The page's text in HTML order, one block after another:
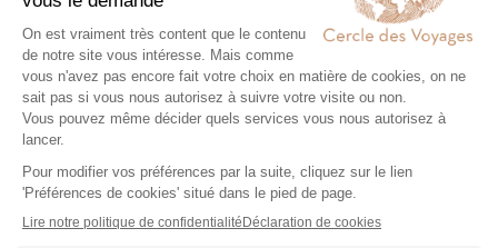
pour créer un voyage à votre image,
adapté à vos envies et à votre rythme.
03 Réservez en toute sérénité
expériences exclusives : nous nous
chargeons de tout. Il ne vous reste plus